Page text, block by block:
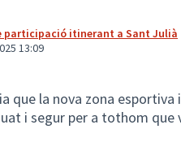
participació itinerant a Sant Julià
13:09
que la nova zona
i segur per a tothom